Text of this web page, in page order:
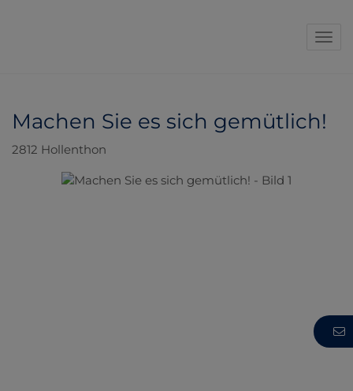
Machen Sie es sich gemütlich!
2812 Hollenthon